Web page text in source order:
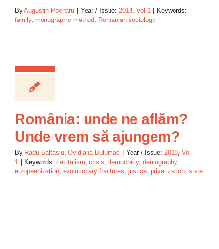
By Augustin Poenaru Year / Issue: 2018, Vol 1
Keywords:
family, monographic method, Romanian sociology
România: unde ne aflăm?
Unde vrem să ajungem?
By Radu Baltasiu, Ovidiana Bulumac Year / Issue: 2018, Vol
1
Keywords: capitalism, crisis, democracy, demography,
europeanization, evolutionary fractures, justice, privatization, state